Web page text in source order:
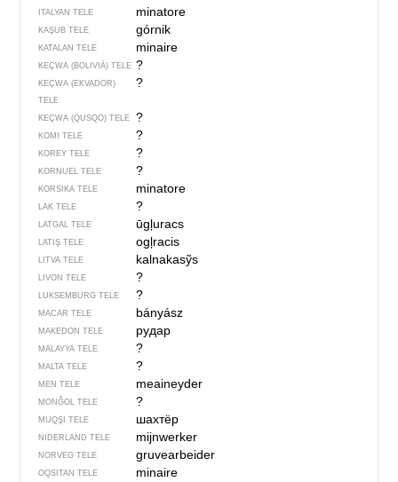
ITALYAN TELE minatore
KAŞUB TELE górnik
KATALAN TELE minaire
KEÇWA (BOLIVIÄ) TELE ?
KEÇWA (EKVADOR)
TELE
?
KEÇWA (QUSQO) TELE ?
KOMI TELE ?
KOREY TELE ?
KORNUEL TELE ?
KORSIKA TELE minatore
LAK TELE ?
LATGAL TELE ūgļuracs
LATIŞ TELE ogļracis
LITVA TELE kalnakasỹs
LIVON TELE ?
LUKSEMBURG TELE ?
MACAR TELE bányász
MAKEDON TELE рудар
MALAYYA TELE ?
MALTA TELE ?
MEN TELE meaineyder
MONĞOL TELE ?
MUQŞI TELE шахтёр
NIDERLAND TELE mijnwerker
NORVEG TELE gruvearbeider
OQSITAN TELE minaire